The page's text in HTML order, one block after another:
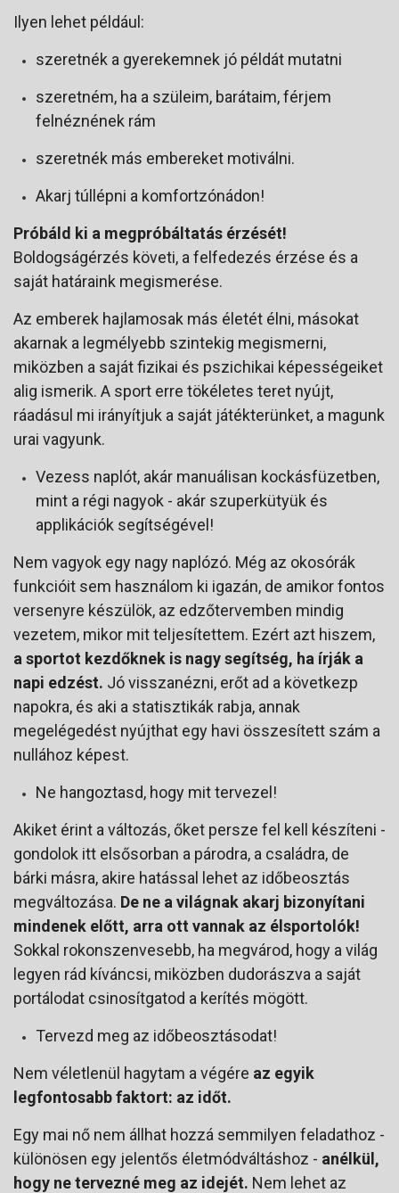
Ilyen lehet például:
szeretnék a gyerekemnek jó példát mutatni
szeretném, ha a szüleim, barátaim, férjem
felnéznének rám
szeretnék más embereket motiválni.
Akarj túllépni a komfortzónádon!
Próbáld ki a megpróbáltatás érzését!
Boldogságérzés követi, a felfedezés érzése és a
saját határaink megismerése.
Az emberek hajlamosak más életét élni, másokat
akarnak a legmélyebb szintekig megismerni,
miközben a saját fizikai és pszichikai képességeiket
alig ismerik. A sport erre tökéletes teret nyújt,
ráadásul mi irányítjuk a saját játékterünket, a magunk
urai vagyunk.
Vezess naplót, akár manuálisan kockásfüzetben,
mint a régi nagyok - akár szuperkütyük és
applikációk segítségével!
Nem vagyok egy nagy naplózó. Még az okosórák
funkcióit sem használom ki igazán, de amikor fontos
versenyre készülök, az edzőtervemben mindig
vezetem, mikor mit teljesítettem. Ezért azt hiszem,
a sportot kezdőknek is nagy segítség, ha írják a
napi edzést. Jó visszanézni, erőt ad a következp
napokra, és aki a statisztikák rabja, annak
megelégedést nyújthat egy havi összesített szám a
nullához képest.
Ne hangoztasd, hogy mit tervezel!
Akiket érint a változás, őket persze fel kell készíteni -
gondolok itt elsősorban a párodra, a családra, de
bárki másra, akire hatással lehet az időbeosztás
megváltozása. De ne a világnak akarj bizonyítani
mindenek előtt, arra ott vannak az élsportolók!
Sokkal rokonszenvesebb, ha megvárod, hogy a világ
legyen rád kíváncsi, miközben dudorászva a saját
portálodat csinosítgatod a kerítés mögött.
Tervezd meg az időbeosztásodat!
Nem véletlenül hagytam a végére az egyik
legfontosabb faktort: az időt.
Egy mai nő nem állhat hozzá semmilyen feladathoz -
különösen egy jelentős életmódváltáshoz - anélkül,
hogy ne tervezné meg az idejét. Nem lehet az